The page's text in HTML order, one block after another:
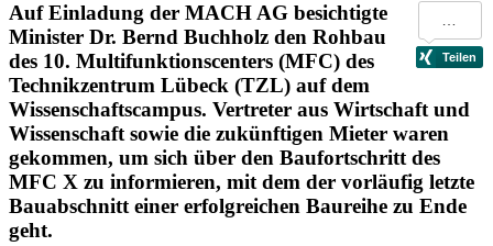
Auf Einladung der MACH AG besichtigte
Minister Dr. Bernd Buchholz den Rohbau
des 10. Multifunktionscenters (MFC) des
Technikzentrum Lübeck (TZL) auf dem
Wissenschaftscampus. Vertreter aus Wirtschaft und
Wissenschaft sowie die zukünftigen Mieter waren
gekommen, um sich über den Baufortschritt des
MFC X zu informieren, mit dem der vorläufig letzte
Bauabschnitt einer erfolgreichen Baureihe zu Ende
geht.